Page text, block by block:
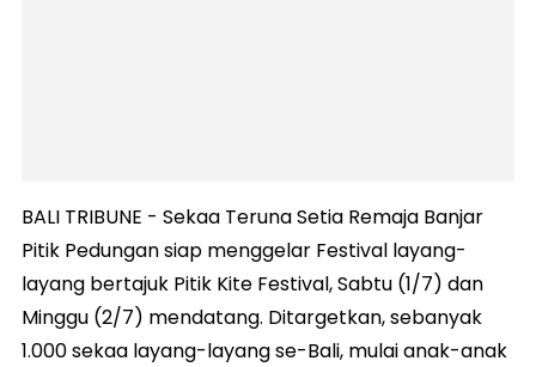
BALI TRIBUNE - Sekaa Teruna Setia Remaja Banjar
Pitik Pedungan siap menggelar Festival layang-
layang bertajuk Pitik Kite Festival, Sabtu (1/7) dan
Minggu (2/7) mendatang. Ditargetkan, sebanyak
1.000 sekaa layang-layang se-Bali, mulai anak-anak